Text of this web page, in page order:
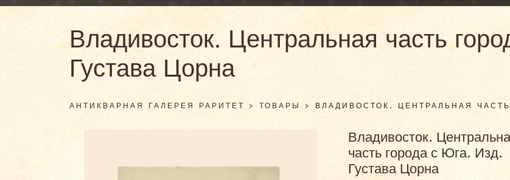
Владивосток. Центральная часть
Густава Цорна
АНТИКВАРНАЯ ГАЛЕРЕЯ РАРИТЕТ>ТОВАРЫ > ВЛАДИВОСТОК. ЦЕНТРАЛЬНАЯ
Владивосток.
часть города с Юга. Изд.
Густава Цорна